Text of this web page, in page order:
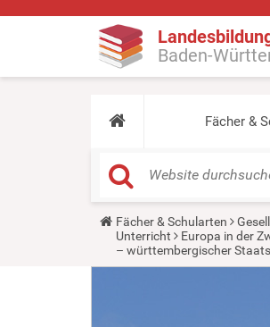
Baden-
Fächer &
Y
a
Fächer & Schularten
Unterricht
Europa in der
– württembergischer